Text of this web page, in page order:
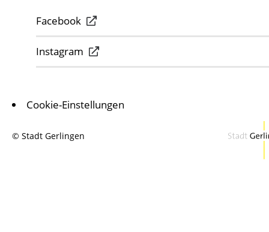
Facebook
Instagram
Cookie-Einstellungen
© Stadt Gerlingen